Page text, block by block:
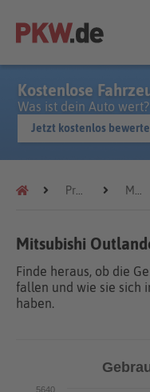
Kostenlose
Was ist dein Auto wert?
Jetzt kostenlos
Preistrends Mitsubishi
Mitsubishi
Finde heraus, ob die
fallen und wie sie sich
haben.
5640